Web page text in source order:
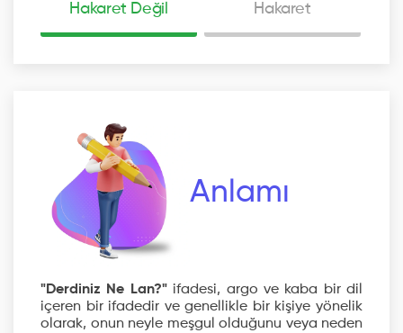
Hakaret Değil Hakaret
Anlamı
"Derdiniz Ne Lan?"ifadesi, argo ve kaba bir dil
içeren bir ifadedir ve genellikle bir kişiye yönelik
olarak, onun neyle meşgul olduğunu veya neden